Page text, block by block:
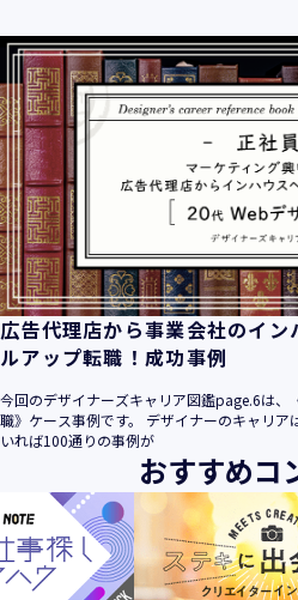
カード情報、ログインID、パス
ドレス等において、特定の個人
（他の情報と照合することがで
識別することができることとな
・当社の運営・提供するサービ
ビス」といいます。）において
なったサービスの内容、ご利用
用内容及びご利用履歴に関する情
【個人情報の取得・収集について
当社は、以下の方法により、個
ます。
当社サービスにおいて、自ら入
取得・収集させていただきます。
・電子メール、郵便、書面、電
させていただく方法
当社に対し、電子メール、郵便
て、ご提供いただいた個人情報
いただきます。
広告代理店から事業会社のイ
ルアップ転職！成功事例
今回のデザイナーズキャリア図鑑page.6は、
職》ケース事例です。 デザイナーのキャリ
いれば100通りの事例が
おすすめコ